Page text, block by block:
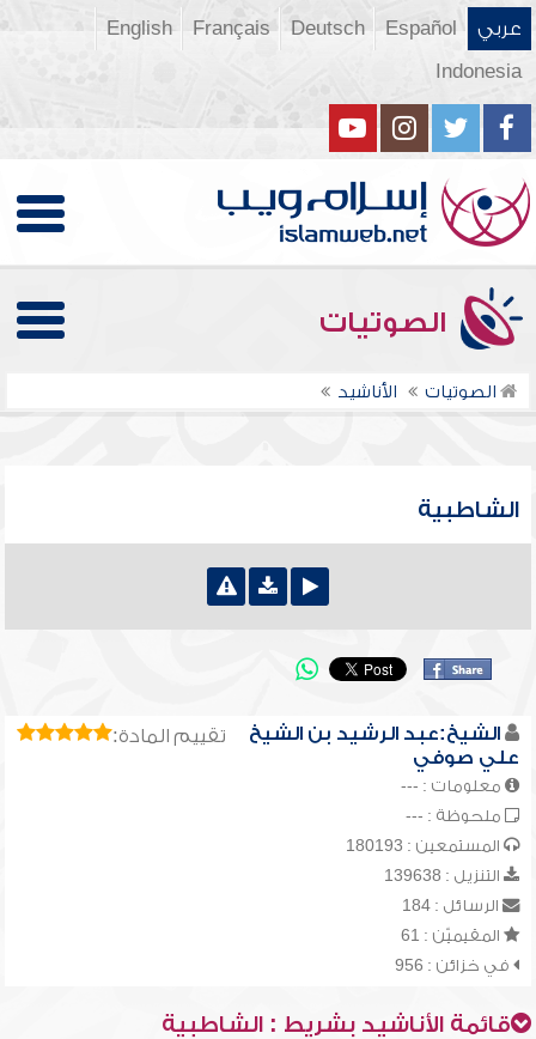
عربي Español
Deutsch
Français
English
Indonesia
الصوتيات
الصوتيات الأناشيد
الشاطبية
تقييم المادة:
الشيخ:عبد الرشيد بن الشيخ
علي صوفي
معلومات : ---
ملحوظة : ---
المستمعين : 180193
التنزيل : 139638
الرسائل : 184
المقيميّن : 61
في خزائن : 956
قائمة الأناشيد بشريط : الشاطبية